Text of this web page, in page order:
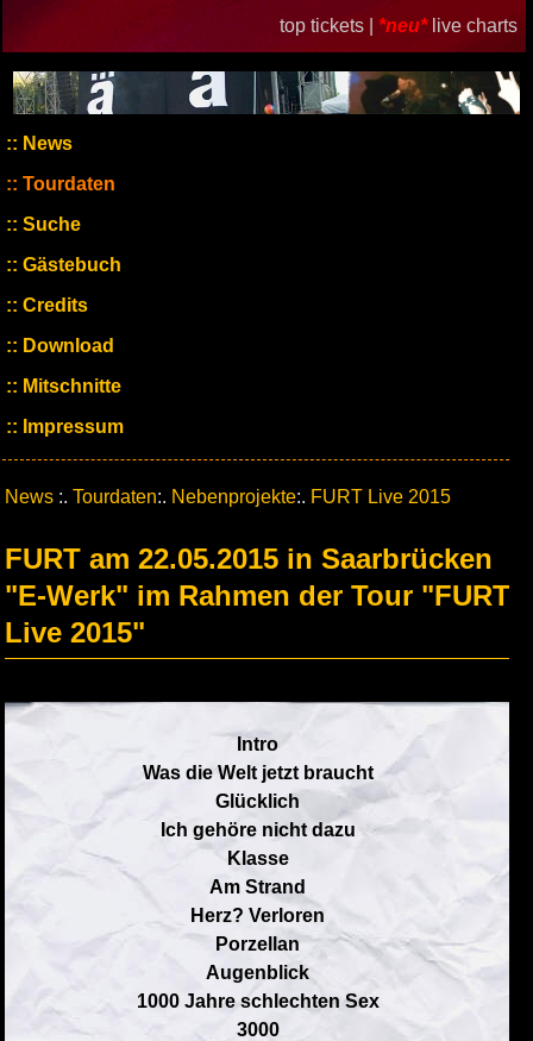
top tickets | *neu* live charts
News
Tourdaten
Suche
Gästebuch
Credits
Download
Mitschnitte
Impressum
News :. Tourdaten:. Nebenprojekte:. FURT Live 2015
FURT am 22.05.2015 in Saarbrücken
"E-Werk" im Rahmen der Tour "FURT
Live 2015"
Intro
Was die Welt jetzt braucht
Glücklich
Ich gehöre nicht dazu
Klasse
Am Strand
Herz? Verloren
Porzellan
Augenblick
1000 Jahre schlechten Sex
3000